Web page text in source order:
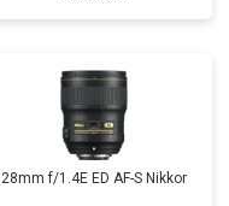
28mm f/1.4E ED AF-S Nikkor